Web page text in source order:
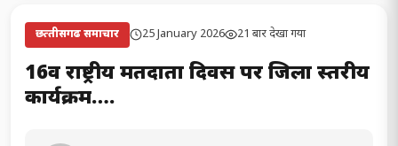
छत्‍तीसगढ समाचार 25 January 2026 21 बार देखा गया
16वें राष्ट्रीय मतदाता दिवस पर जिला स्तरीय
कार्यक्रम….